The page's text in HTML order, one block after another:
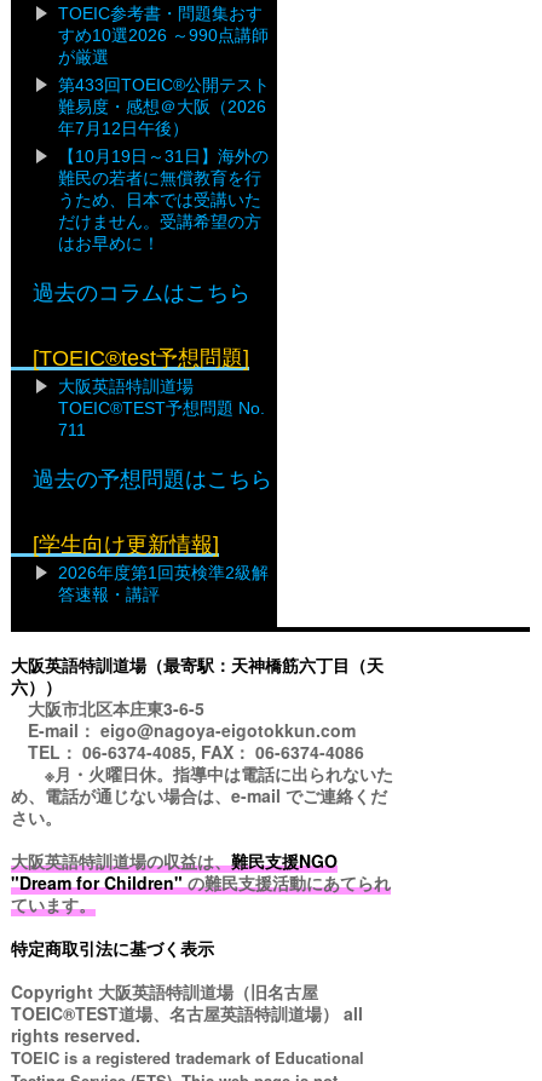
TOEIC参考書・問題集おす
すめ10選2026 ～990点講師
が厳選
第433回TOEIC®公開テスト
難易度・感想＠大阪（2026
年7月12日午後）
【10月19日～31日】海外の
難民の若者に無償教育を行
うため、日本では受講いた
だけません。受講希望の方
はお早めに！
過去のコラムはこちら
[TOEIC®test予想問題]
大阪英語特訓道場
TOEIC®TEST予想問題 No.
711
過去の予想問題はこちら
[学生向け更新情報]
2026年度第1回英検準2級解
答速報・講評
大阪英語特訓道場（最寄駅：天神橋筋六丁目（天
六））
大阪市北区本庄東3-6-5
E-mail： eigo@nagoya-eigotokkun.com
TEL： 06-6374-4085, FAX： 06-6374-4086
※月・火曜日休。指導中は電話に出られないた
め、電話が通じない場合は、e-mail でご連絡くだ
さい。
大阪英語特訓道場の収益は、難民支援NGO
"Dream for Children"の難民支援活動にあてられ
ています。
特定商取引法に基づく表示
Copyright 大阪英語特訓道場（旧名古屋
TOEIC®TEST道場、名古屋英語特訓道場） all
rights reserved.
TOEIC is a registered trademark of Educational